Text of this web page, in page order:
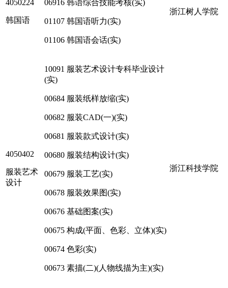
4050224
韩国语
06916 韩语综合技能考核(实)
01107 韩国语听力(实)
01106 韩国语会话(实)
浙江树人学院
4050402
服装艺术
设计
10091 服装艺术设计专科毕业设计
(实)
00684 服装纸样放缩(实)
00682 服装CAD(一)(实)
00681 服装款式设计(实)
00680 服装结构设计(实)
00679 服装工艺(实)
00678 服装效果图(实)
00676 基础图案(实)
00675 构成(平面、色彩、立体)(实)
00674 色彩(实)
00673 素描(二)(人物线描为主)(实)
浙江科技学院